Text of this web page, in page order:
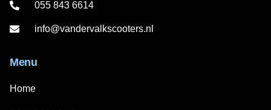
055 843 6614
info@vandervalkscooters.nl
Menu
Home